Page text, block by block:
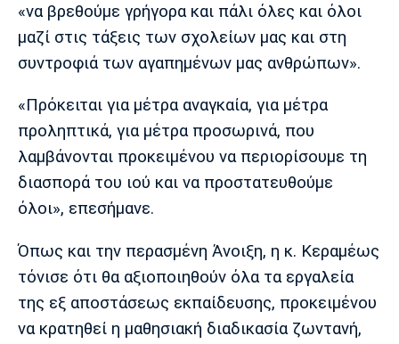
«να βρεθούμε γρήγορα και πάλι όλες και όλοι
μαζί στις τάξεις των σχολείων μας και στη
συντροφιά των αγαπημένων μας ανθρώπων».
«Πρόκειται για μέτρα αναγκαία, για μέτρα
προληπτικά, για μέτρα προσωρινά, που
λαμβάνονται προκειμένου να περιορίσουμε τη
διασπορά του ιού και να προστατευθούμε
όλοι», επεσήμανε.
Όπως και την περασμένη Άνοιξη, η κ. Κεραμέως
τόνισε ότι θα αξιοποιηθούν όλα τα εργαλεία
της εξ αποστάσεως εκπαίδευσης, προκειμένου
να κρατηθεί η μαθησιακή διαδικασία ζωντανή,